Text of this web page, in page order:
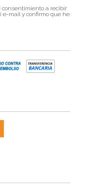
consentimiento a recibir
e-mail y confirmo que he